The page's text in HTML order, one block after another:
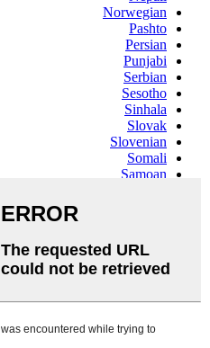
Norwegian
Pashto
Persian
Punjabi
Serbian
Sesotho
Sinhala
Slovak
Slovenian
Somali
Samoan
Swahili
Tajik
Telugu
Ukrainian